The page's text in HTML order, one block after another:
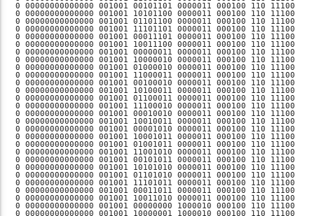
1 000100 110 11100 011001001  Mi, 08.07.26 20:34:00, SZ   
0 00000000000000 001001 10101100 0000011 000100 110 11100 011001001  Mi, 08.07.26 20:35:00, SZ   
0 00000000000000 001001 01101100 0000011 000100 110 11100 011001001  Mi, 08.07.26 20:36:00, SZ   
0 00000000000000 001001 11101101 0000011 000100 110 11100 011001001  Mi, 08.07.26 20:37:00, SZ   
0 00000000000000 001001 00011101 0000011 000100 110 11100 011001001  Mi, 08.07.26 20:38:00, SZ   
0 00000000000000 001001 10011100 0000011 000100 110 11100 011001001  Mi, 08.07.26 20:39:00, SZ   
0 00000000000000 001001 00000011 0000011 000100 110 11100 011001001  Mi, 08.07.26 20:40:00, SZ   
0 00000000000000 001001 10000010 0000011 000100 110 11100 011001001  Mi, 08.07.26 20:41:00, SZ   
0 00000000000000 001001 01000010 0000011 000100 110 11100 011001001  Mi, 08.07.26 20:42:00, SZ   
0 00000000000000 001001 11000011 0000011 000100 110 11100 011001001  Mi, 08.07.26 20:43:00, SZ   
0 00000000000000 001001 00100010 0000011 000100 110 11100 011001001  Mi, 08.07.26 20:44:00, SZ   
0 00000000000000 001001 10100011 0000011 000100 110 11100 011001001  Mi, 08.07.26 20:45:00, SZ   
0 00000000000000 001001 01100011 0000011 000100 110 11100 011001001  Mi, 08.07.26 20:46:00, SZ   
0 00000000000000 001001 11100010 0000011 000100 110 11100 011001001  Mi, 08.07.26 20:47:00, SZ   
0 00000000000000 001001 00010010 0000011 000100 110 11100 011001001  Mi, 08.07.26 20:48:00, SZ   
0 00000000000000 001001 10010011 0000011 000100 110 11100 011001001  Mi, 08.07.26 20:49:00, SZ   
0 00000000000000 001001 00001010 0000011 000100 110 11100 011001001  Mi, 08.07.26 20:50:00, SZ   
0 00000000000000 001001 10001011 0000011 000100 110 11100 011001001  Mi, 08.07.26 20:51:00, SZ   
0 00000000000000 001001 01001011 0000011 000100 110 11100 011001001  Mi, 08.07.26 20:52:00, SZ   
0 00000000000000 001001 11001010 0000011 000100 110 11100 011001001  Mi, 08.07.26 20:53:00, SZ   
0 00000000000000 001001 00101011 0000011 000100 110 11100 011001001  Mi, 08.07.26 20:54:00, SZ   
0 00000000000000 001001 10101010 0000011 000100 110 11100 011001001  Mi, 08.07.26 20:55:00, SZ   
0 00000000000000 001001 01101010 0000011 000100 110 11100 011001001  Mi, 08.07.26 20:56:00, SZ   
0 00000000000000 001001 11101011 0000011 000100 110 11100 011001001  Mi, 08.07.26 20:57:00, SZ   
0 00000000000000 001001 00011011 0000011 000100 110 11100 011001001  Mi, 08.07.26 20:58:00, SZ   
0 00000000000000 001001 10011010 0000011 000100 110 11100 011001001  Mi, 08.07.26 20:59:00, SZ   
0 00000000000000 001001 00000000 1000010 000100 110 11100 011001001  Mi, 08.07.26 21:00:00, SZ   
0 00000000000000 001001 10000001 1000010 000100 110 11100 011001001  Mi, 08.07.26 21:01:00, SZ   
0 00000000000000 001001 01000001 1000010 000100 110 11100 011001001  Mi, 08.07.26 21:02:00, SZ   
0 00000000000000 001001 11000000 1000010 000100 110 11100 011001001  Mi, 08.07.26 21:03:00, SZ   
0 00000000000000 001001 00100001 1000010 000100 110 11100 011001001  Mi, 08.07.26 21:04:00, SZ   
0 00000000000000 001001 10100000 1000010 000100 110 11100 011001001  Mi, 08.07.26 21:05:00, SZ   
0 00000000000000 001001 01100000 1000010 000100 110 11100 011001001  Mi, 08.07.26 21:06:00, SZ   
0 00000000000000 001001 11100001 1000010 000100 110 11100 011001001  Mi, 08.07.26 21:07:00, SZ   
0 00000000000000 001001 00010001 1000010 000100 110 11100 011001001  Mi, 08.07.26 21:08:00, SZ   
0 00000000000000 001001 10010000 1000010 000100 110 11100 011001001  Mi, 08.07.26 21:09:00, SZ   
0 00000000000000 001001 00001001 1000010 000100 110 11100 011001001  Mi, 08.07.26 21:10:00, SZ   
0 00000000000000 001001 10001000